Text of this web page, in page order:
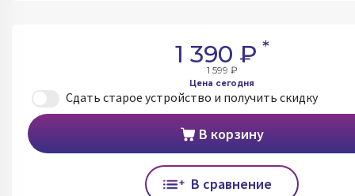
1 390 ₽ *
1 599 ₽
Цена сегодня
Сдать старое устройство и получить скидку
В корзину
В сравнение